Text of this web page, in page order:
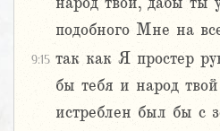
подобного Мне на
9:15 так как Я простер
бы тебя и народ
истреблен был бы с